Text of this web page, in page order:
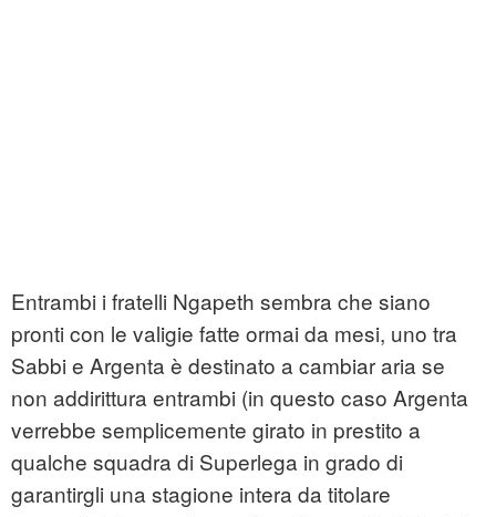
Entrambi i fratelli Ngapeth sembra che siano
pronti con le valigie fatte ormai da mesi, uno tra
Sabbi e Argenta è destinato a cambiar aria se
non addirittura entrambi (in questo caso Argenta
verrebbe semplicemente girato in prestito a
qualche squadra di Superlega in grado di
garantirgli una stagione intera da titolare